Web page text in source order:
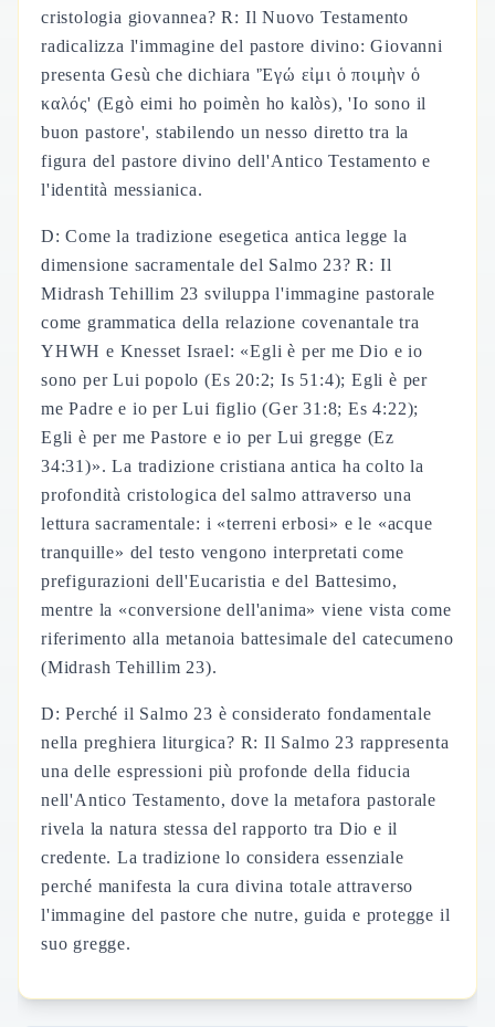
cristologia giovannea? R: Il Nuovo Testamento
radicalizza l'immagine del pastore divino: Giovanni
presenta Gesù che dichiara 'Ἐγώ εἰμι ὁ ποιμὴν ὁ
καλός' (Egò eimi ho poimèn ho kalòs), 'Io sono il
buon pastore', stabilendo un nesso diretto tra la
figura del pastore divino dell'Antico Testamento e
l'identità messianica.
D: Come la tradizione esegetica antica legge la
dimensione sacramentale del Salmo 23? R: Il
Midrash Tehillim 23 sviluppa l'immagine pastorale
come grammatica della relazione covenantale tra
YHWH e Knesset Israel: «Egli è per me Dio e io
sono per Lui popolo (Es 20:2; Is 51:4); Egli è per
me Padre e io per Lui figlio (Ger 31:8; Es 4:22);
Egli è per me Pastore e io per Lui gregge (Ez
34:31)». La tradizione cristiana antica ha colto la
profondità cristologica del salmo attraverso una
lettura sacramentale: i «terreni erbosi» e le «acque
tranquille» del testo vengono interpretati come
prefigurazioni dell'Eucaristia e del Battesimo,
mentre la «conversione dell'anima» viene vista come
riferimento alla metanoia battesimale del catecumeno
(Midrash Tehillim 23).
D: Perché il Salmo 23 è considerato fondamentale
nella preghiera liturgica? R: Il Salmo 23 rappresenta
una delle espressioni più profonde della fiducia
nell'Antico Testamento, dove la metafora pastorale
rivela la natura stessa del rapporto tra Dio e il
credente. La tradizione lo considera essenziale
perché manifesta la cura divina totale attraverso
l'immagine del pastore che nutre, guida e protegge il
suo gregge.